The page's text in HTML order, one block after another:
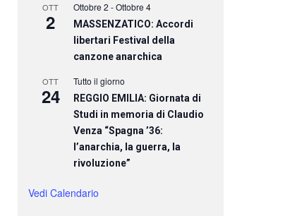
OTT
2
Ottobre 2 -Ottobre 4
MASSENZATICO: Accordi
libertari Festival della
canzone anarchica
OTT
24
Tutto il giorno
REGGIO EMILIA: Giornata di
Studi in memoria di Claudio
Venza “Spagna ’36:
l’anarchia, la guerra, la
rivoluzione”
Vedi Calendario